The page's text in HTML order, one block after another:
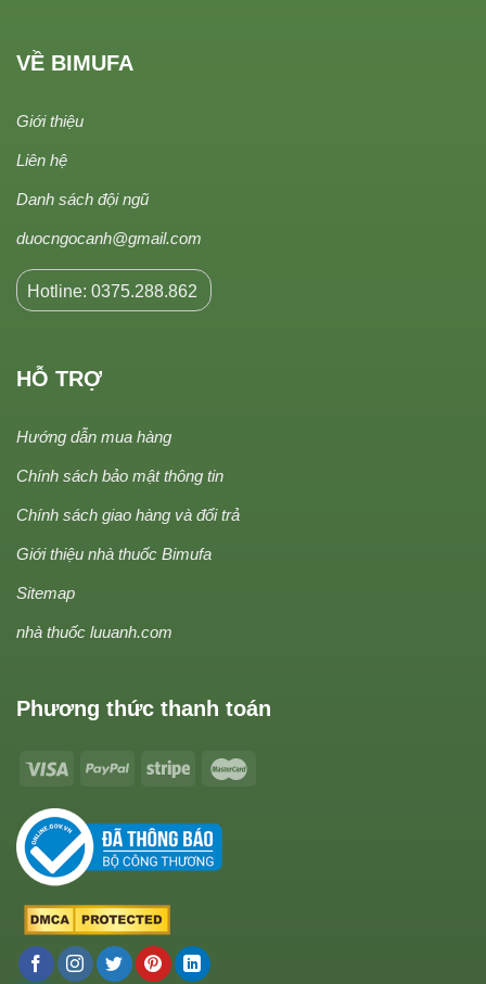
VỀ BIMUFA
Giới thiệu
Liên hệ
Danh sách đội ngũ
duocngocanh@gmail.com
Hotline: 0375.288.862
HỖ TRỢ
Hướng dẫn mua hàng
Chính sách bảo mật thông tin
Chính sách giao hàng và đổi trả
Giới thiệu nhà thuốc Bimufa
Sitemap
nhà thuốc luuanh.com
Phương thức thanh toán